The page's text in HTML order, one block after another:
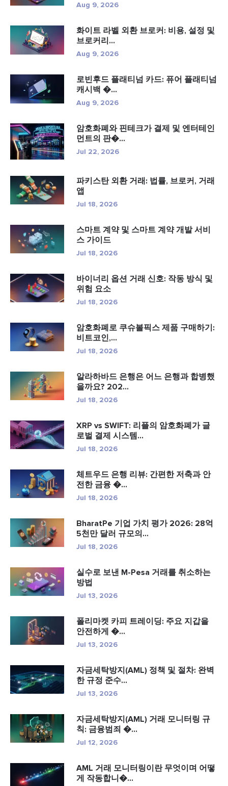
Aug 9, 2026
화이트 라벨 외환 브로커: 비용, 설정 및
브로커리...
Aug 9, 2026
로빈후드 플래티넘 카드: 퓨어 플래티넘
캐시백 �...
Aug 9, 2026
암호화폐와 핀테크가 결제 및 엔터테인
먼트의 판�...
Jul 22, 2026
파키스탄 외환 거래: 법률, 브로커, 거래
앱
Jul 18, 2026
스마트 계약 및 스마트 계약 개발 서비
스 가이드
Jul 18, 2026
바이너리 옵션 거래 신호: 작동 방식 및
위험 요소
Jul 18, 2026
암호화폐로 쿠슈볼픽스 제품 구매하기:
비트코인,...
Jul 18, 2026
알라하바드 은행은 어느 은행과 합병했
을까요? 202...
Jul 18, 2026
XRP vs SWIFT: 리플의 암호화폐가 글
로벌 결제 시스템...
Jul 18, 2026
체트우드 은행 리뷰: 간편한 저축과 안
전한 금융 �...
Jul 18, 2026
BharatPe 기업 가치 평가 2026: 28억
5천만 달러 규모의...
Jul 18, 2026
실수로 보낸 M-Pesa 거래를 취소하는
방법
Jul 13, 2026
폴리마켓 카피 트레이딩: 주요 지갑을
안전하게 �...
Jul 13, 2026
자금세탁방지(AML) 정책 및 절차: 완벽
한 규정 준수...
Jul 13, 2026
자금세탁방지(AML) 거래 모니터링 규
칙: 금융범죄 �...
Jul 12, 2026
AML 거래 모니터링이란 무엇이며 어떻
게 작동합니�...